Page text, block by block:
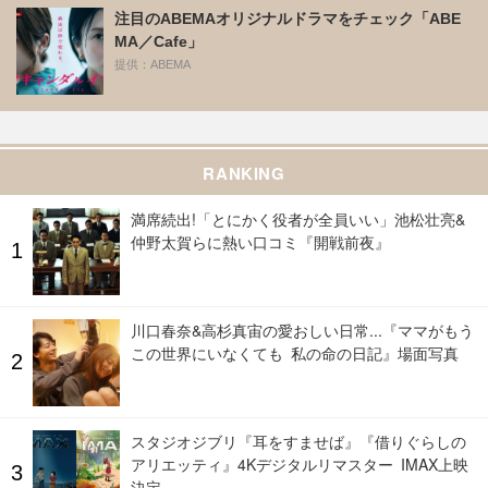
注目のABEMAオリジナルドラマをチェック「ABE
MA／Cafe」
提供：ABEMA
RANKING
満席続出!「とにかく役者が全員いい」池松壮亮&
仲野太賀らに熱い口コミ『開戦前夜』
川口春奈&高杉真宙の愛おしい日常...『ママがもう
この世界にいなくても 私の命の日記』場面写真
スタジオジブリ『耳をすませば』『借りぐらしの
アリエッティ』4Kデジタルリマスター IMAX上映